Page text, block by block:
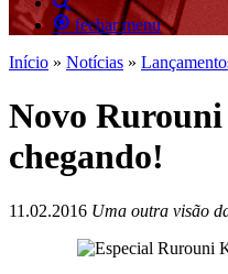
fechar menu
Início » Notícias »
Novo
chegando!
11.02.2016 Uma outra visão